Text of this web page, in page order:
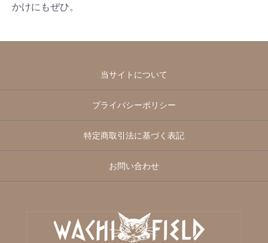
かけにもぜひ。
当サイトについて
プライバシーポリシー
特定商取引法に基づく表記
お問い合わせ